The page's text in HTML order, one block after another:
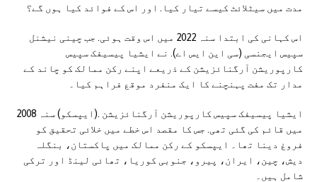
مدت میں سیٹلائٹ کیسے تیار کیا. اور اس کے فوائد کیا ہوں گے؟
اس کہانی کی ابتدا سنہ 2022 میں اس وقت ہوئی. جب چینی نیشنل
سپیس ایجنسی (سی این ایس اے). نے ایشیا پیسیفک سپیس
کارپوریشن آرگنائزیشن کے ذریعے اپنے رکن ممالک کو چاند کے
مدار تک مفت پہنچنے کا ایک منفرد موقع فراہم کیا۔
ایشیا پیسیفک سپیس کارپوریشن آرگنائزیشن .(ایپسکو) سنہ 2008
میں قائم کی گئی تھی. جس کا مقصد اس خطے میں خلائی تحقیق کو
فروغ دینا تھا۔ ایپسکو کے رکن ممالک میں پاکستان، بنگلہ
دیش، چین، ایران، پیرو، جنوبی کوریا، تھائی لینڈ اور ترکی
شامل ہیں۔